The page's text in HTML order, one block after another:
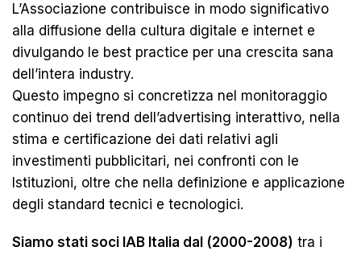
L’Associazione contribuisce in modo significativo
alla diffusione della cultura digitale e internet e
divulgando le best practice per una crescita sana
dell’intera industry.
Questo impegno si concretizza nel monitoraggio
continuo dei trend dell’advertising interattivo, nella
stima e certificazione dei dati relativi agli
investimenti pubblicitari, nei confronti con le
Istituzioni, oltre che nella definizione e applicazione
degli standard tecnici e tecnologici.
Siamo stati soci IAB Italia dal (2000-2008) tra i